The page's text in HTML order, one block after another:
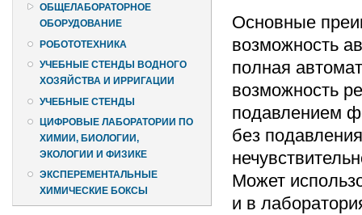
ОБЩЕЛАБОРАТОРНОЕ
ОБОРУДОВАНИЕ
РОБОТОТЕХНИКА
УЧЕБНЫЕ СТЕНДЫ ВОДНОГО
ХОЗЯЙСТВА И ИРРИГАЦИИ
УЧЕБНЫЕ СТЕНДЫ
ЦИФРОВЫЕ ЛАБОРАТОРИИ ПО
ХИМИИ, БИОЛОГИИ,
ЭКОЛОГИИ И ФИЗИКЕ
ЭКСПЕРЕМЕНТАЛЬНЫЕ
ХИМИЧЕСКИЕ БОКСЫ
Основные
возможность
полная
возможность
подавлением
без
Может
и в